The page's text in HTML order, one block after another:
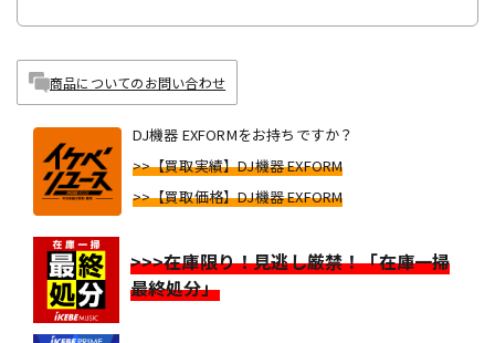
商品についてのお問い合わせ
DJ機器 EXFORMをお持ちですか？
>>【買取実績】DJ機器 EXFORM
>>【買取価格】DJ機器 EXFORM
>>>在庫限り！見逃し厳禁！「在庫一掃
最終処分」